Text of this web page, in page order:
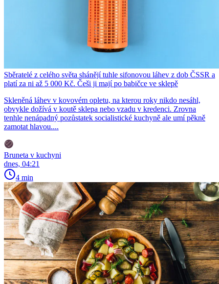
Sběratelé z celého světa shánějí tuhle sifonovou láhev z dob ČSSR a
platí za ni až 5 000 Kč. Češi ji mají po babičce ve sklepě
Skleněná láhev v kovovém opletu, na kterou roky nikdo nesáhl,
obvykle dožívá v koutě sklepa nebo vzadu v kredenci. Zrovna
tenhle nenápadný pozůstatek socialistické kuchyně ale umí pěkně
zamotat hlavou....
Bruneta v kuchyni
dnes, 04:21
4 min